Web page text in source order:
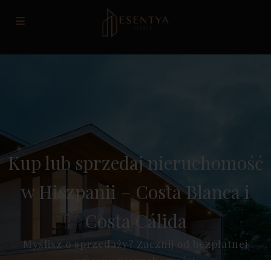
Kup lub sprzedaj nieruchomość
w Hiszpanii – Costa Blanca i
Costa Cálida
Myślisz o sprzedaży? Zacznij od bezpłatnej